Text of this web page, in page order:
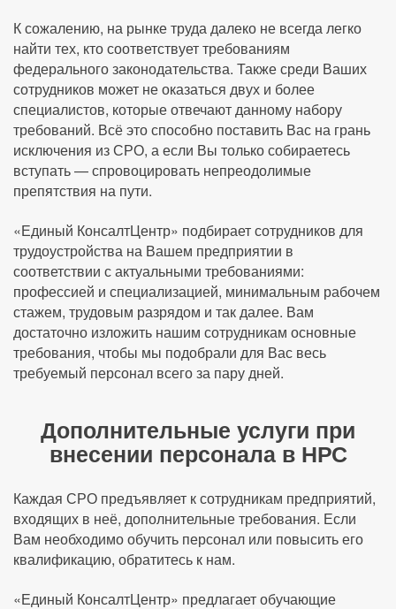
К сожалению, на рынке труда далеко не всегда легко
найти тех, кто соответствует требованиям
федерального законодательства. Также среди Ваших
сотрудников может не оказаться двух и более
специалистов, которые отвечают данному набору
требований. Всё это способно поставить Вас на грань
исключения из СРО, а если Вы только собираетесь
вступать — спровоцировать непреодолимые
препятствия на пути.
«Единый КонсалтЦентр» подбирает сотрудников для
трудоустройства на Вашем предприятии в
соответствии с актуальными требованиями:
профессией и специализацией, минимальным рабочем
стажем, трудовым разрядом и так далее. Вам
достаточно изложить нашим сотрудникам основные
требования, чтобы мы подобрали для Вас весь
требуемый персонал всего за пару дней.
Дополнительные услуги при
внесении персонала в НРС
Каждая СРО предъявляет к сотрудникам предприятий,
входящих в неё, дополнительные требования. Если
Вам необходимо обучить персонал или повысить его
квалификацию, обратитесь к нам.
«Единый КонсалтЦентр» предлагает обучающие